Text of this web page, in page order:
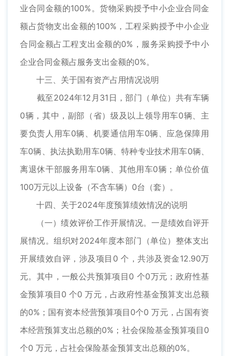
业合同金额的100%。货物采购授予中小企业合同金
额占货物支出金额的100%，工程采购授予中小企业
合同金额占工程支出金额的0%，服务采购授予中小
企业合同金额占服务支出金额的0%。
十三、关于国有资产占用情况说明
截至2024年12月31日，部门（单位）共有车辆
0辆，其中，副部（省）级及以上领导用车0辆、主
要负责人用车0辆、机要通信用车0辆、应急保障用
车0辆、执法执勤用车0辆、特种专业技术用车0辆、
离退休干部服务用车0辆、其他用车0辆；单位价值
100万元以上设备（不含车辆）0台（套）。
十四、关于2024年度预算绩效情况的说明
（一）绩效评价工作开展情况。一是绩效自评开
展情况。组织对2024年度本部门（单位）整体支出
开展绩效自评，涉及项目0 个，共涉及资金12.90万
元。其中，一般公共预算项目0 个0万元；政府性基
金预算项目0 个0 万元，占政府性基金预算支出总额
的0%；国有资本经营预算项目0个0 万元，占国有资
本经营预算支出总额的0%；社会保险基金预算项目0
个0 万元，占社会保险基金预算支出总额的0%。